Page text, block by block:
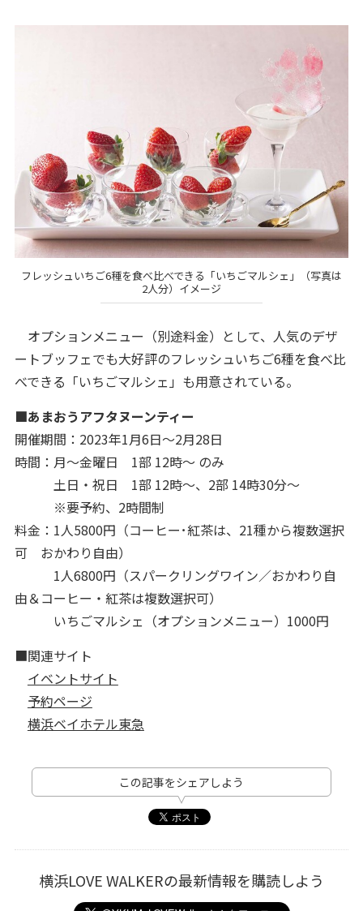
フレッシュいちご6種を食べ比べできる「いちごマルシェ」（写真は
2人分）イメージ
オプションメニュー（別途料金）として、人気のデザ
ートブッフェでも大好評のフレッシュいちご6種を食べ比
べできる「いちごマルシェ」も用意されている。
■あまおうアフタヌーンティー
開催期間：2023年1月6日～2月28日
時間：月～金曜日 1部 12時～ のみ
土日・祝日 1部 12時～、2部 14時30分～
※要予約、2時間制
料金：1人5800円（コーヒー･紅茶は、21種から複数選択
可 おかわり自由）
1人6800円（スパークリングワイン／おかわり自
由＆コーヒー・紅茶は複数選択可）
いちごマルシェ（オプションメニュー）1000円
■関連サイト
イベントサイト
予約ページ
横浜ベイホテル東急
この記事をシェアしよう
横浜LOVE WALKERの最新情報を購読しよう